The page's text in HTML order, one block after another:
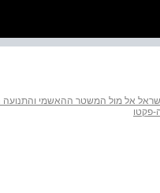
ישראל אל מול המשטר ההאשמי
פקטו